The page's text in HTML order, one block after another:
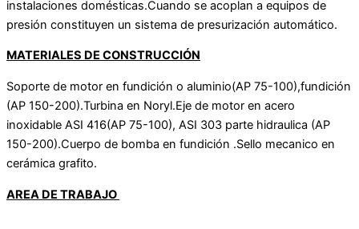
instalaciones domésticas.Cuando se acoplan a equipos de
presión constituyen un sistema de presurización automático.
MATERIALES DE CONSTRUCCIÓN
Soporte de motor en fundición o aluminio(AP 75-100),fundición
(AP 150-200).Turbina en Noryl.Eje de motor en acero
inoxidable ASI 416(AP 75-100), ASI 303 parte hidraulica (AP
150-200).Cuerpo de bomba en fundición .Sello mecanico en
cerámica grafito.
AREA DE TRABAJO